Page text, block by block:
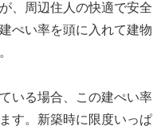
、周辺住人の快適で安全
ぺい率を頭に入れて建物
いる場合、この建ぺい率
す。新築時に限度いっぱ